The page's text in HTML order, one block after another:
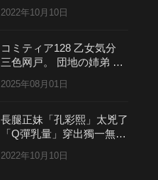
後
2022年10月10日
コミティア128 乙女気分
三色网戸。 団地の姉弟 中
2025年08月01日
長腿正妹「孔彩熙」太兇了
「Q彈乳量」穿出獨一無二
感
2022年10月10日